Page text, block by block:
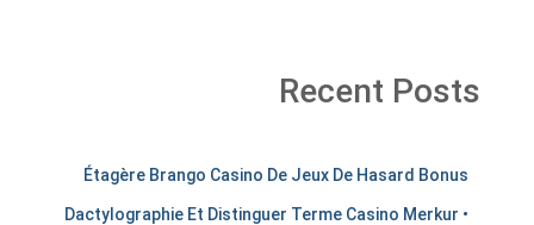
Recent Posts
e
Étagère Brango Casino De Jeux De Hasard Bonus
Dactylographie Et Distinguer Terme Casino Merkur •